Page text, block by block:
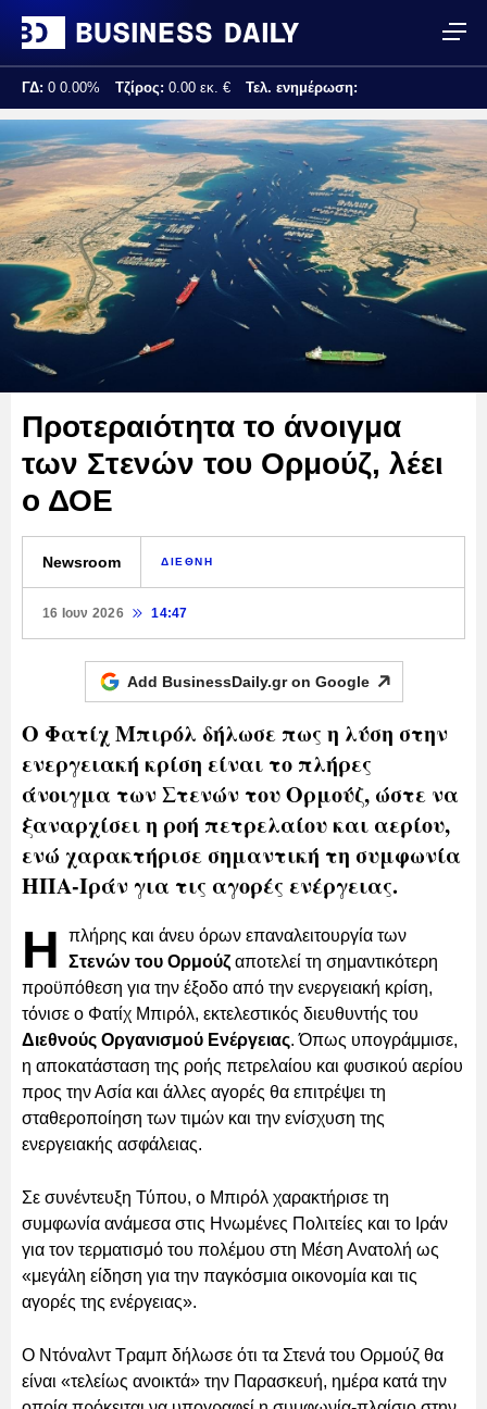
ΓΔ: 0 0.00% Τζίρος: 0.00 εκ. € Τελ. ενημέρωση:
Προτεραιότητα το άνοιγμα
των Στενών του Ορμούζ, λέει
ο ΔΟΕ
Newsroom ΔΙΕΘΝΗ
16 Ιουν 2026 14:47
Add BusinessDaily.gr on Google
Ο Φατίχ Μπιρόλ δήλωσε πως η λύση στην
ενεργειακή κρίση είναι το πλήρες
άνοιγμα των Στενών του Ορμούζ, ώστε να
ξαναρχίσει η ροή πετρελαίου και αερίου,
ενώ χαρακτήρισε σημαντική τη συμφωνία
ΗΠΑ-Ιράν για τις αγορές ενέργειας.
Η
πλήρης και άνευ όρων επαναλειτουργία των
Στενών του Ορμούζ αποτελεί τη σημαντικότερη
προϋπόθεση για την έξοδο από την ενεργειακή κρίση,
τόνισε ο Φατίχ Μπιρόλ, εκτελεστικός διευθυντής του
Διεθνούς Οργανισμού Ενέργειας. Όπως υπογράμμισε,
η αποκατάσταση της ροής πετρελαίου και φυσικού αερίου
προς την Ασία και άλλες αγορές θα επιτρέψει τη
σταθεροποίηση των τιμών και την ενίσχυση της
ενεργειακής ασφάλειας.
Σε συνέντευξη Τύπου, ο Μπιρόλ χαρακτήρισε τη
συμφωνία ανάμεσα στις Ηνωμένες Πολιτείες και το Ιράν
για τον τερματισμό του πολέμου στη Μέση Ανατολή ως
«μεγάλη είδηση για την παγκόσμια οικονομία και τις
αγορές της ενέργειας».
Ο Ντόναλντ Τραμπ δήλωσε ότι τα Στενά του Ορμούζ θα
είναι «τελείως ανοικτά» την Παρασκευή, ημέρα κατά την